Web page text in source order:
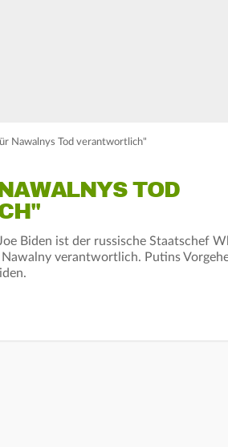
Nawalnys Tod verantwortlich"
TOD
Biden ist der russische Staatschef
verantwortlich. Putins